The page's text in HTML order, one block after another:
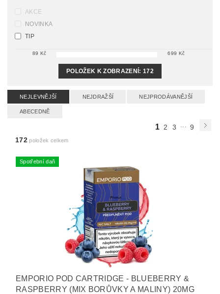
AKCE
NOVINKA
TIP
89 Kč 699 Kč
POLOŽEK K ZOBRAZENÍ: 172
NEJLEVNĚJŠÍ NEJDRAŽŠÍ NEJPRODÁVANĚJŠÍ
ABECEDNĚ
1 2 3
9
172položek celkem
Spotřební daň
EMPORIO POD CARTRIDGE - BLUEBERRY &
RASPBERRY (MIX BORŮVKY A MALINY) 20MG